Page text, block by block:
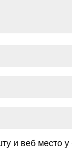
и веб место